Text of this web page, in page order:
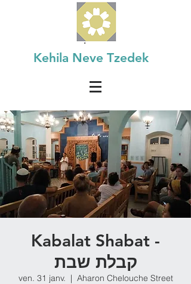
Kehila Neve Tzedek
Kabalat Shabat -
קבלת שבת
ven. 31 janv.
  |
Aharon Chelouche Street